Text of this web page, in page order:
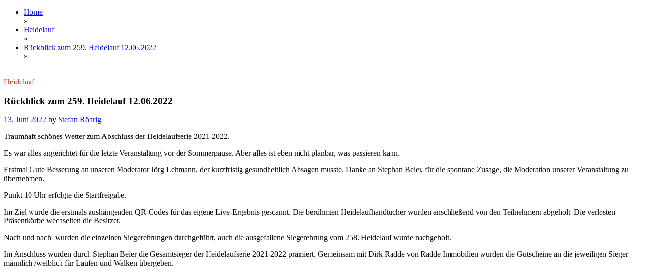
Home
»
Heidelauf
»
Rückblick zum 259. Heidelauf 12.06.2022
»
Heidelauf
Rückblick zum 259. Heidelauf 12.06.2022
13. Juni 2022 by Stefan Röhrig
Traumhaft schönes Wetter zum Abschluss der Heidelaufserie 2021-2022.
Es war alles angerichtet für die letzte Veranstaltung vor der Sommerpause. Aber alles ist eben nicht planbar, was passieren kann.
Erstmal Gute Besserung an unseren Moderator Jörg Lehmann, der kurzfristig gesundheitlich Absagen musste. Danke an Stephan Beier, für die spontane Zusage, die Moderation unserer Veranstaltung zu
übernehmen.
Punkt 10 Uhr erfolgte die Startfreigabe.
Im Ziel wurde die erstmals aushängenden QR-Codes für das eigene Live-Ergebnis gescannt. Die berühmten Heidelaufhandtücher wurden anschließend von den Teilnehmern abgeholt. Die verlosten
Präsentkörbe wechselten die Besitzer.
Nach und nach wurden die einzelnen Siegerehrungen durchgeführt, auch die ausgefallene Siegerehrung vom 258. Heidelauf wurde nachgeholt.
Im Anschluss wurden durch Stephan Beier die Gesamtsieger der Heidelaufserie 2021-2022 prämiert. Gemeinsam mit Dirk Radde von Radde Immobilien wurden die Gutscheine an die jeweiligen Sieger
männlich /weiblich für Laufen und Walken übergeben.